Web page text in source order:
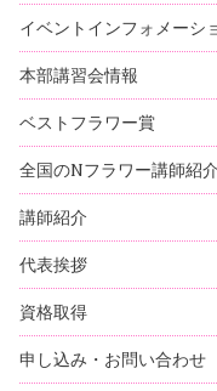
イベントインフォメーシ
本部講習会情報
ベストフラワー賞
全国のNフラワー講師紹介
講師紹介
代表挨拶
資格取得
申し込み・お問い合わせ